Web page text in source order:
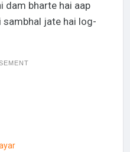
dam bharte hai aap
sambhal jate hai log-